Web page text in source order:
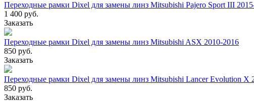
Переходные рамки Dixel для замены линз Mitsubishi Pajero Sport III
1 400 руб.
Заказать
Переходные рамки Dixel для замены линз Mitsubishi ASX 2010-2016
850 руб.
Заказать
Переходные рамки Dixel для замены линз Mitsubishi Lanсer Evolution X
850 руб.
Заказать